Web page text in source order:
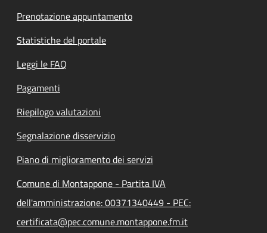
Prenotazione appuntamento
Statistiche del portale
Leggi le FAQ
Pagamenti
Riepilogo valutazioni
Segnalazione disservizio
Piano di miglioramento dei servizi
Comune di Montappone - Partita IVA
dell'amministrazione: 00371340449 - PEC:
certificata@pec.comune.montappone.fm.it